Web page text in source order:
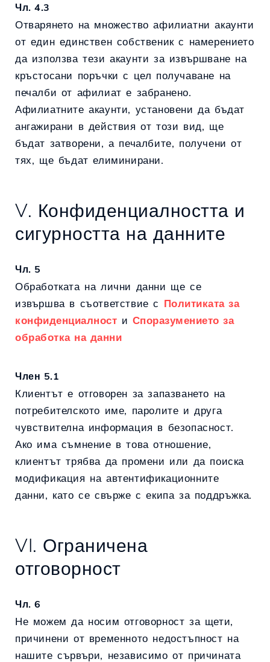
Чл. 4.3
Отварянето на множество афилиатни акаунти
от един единствен собственик с намерението
да използва тези акаунти за извършване на
кръстосани поръчки с цел получаване на
печалби от афилиат е забранено.
Афилиатните акаунти, установени да бъдат
ангажирани в действия от този вид, ще
бъдат затворени, а печалбите, получени от
тях, ще бъдат елиминирани.
V. Конфиденциалността и
сигурността на данните
Чл. 5
Обработката на лични данни ще се
извършва в съответствие с Политиката за
конфиденциалност и Споразумението за
обработка на данни
Член 5.1
Клиентът е отговорен за запазването на
потребителското име, паролите и друга
чувствителна информация в безопасност.
Ако има съмнение в това отношение,
клиентът трябва да промени или да поиска
модификация на автентификационните
данни, като се свърже с екипа за поддръжка.
VI. Ограничена
отговорност
Чл. 6
Не можем да носим отговорност за щети,
причинени от временното недостъпност на
нашите сървъри, независимо от причината